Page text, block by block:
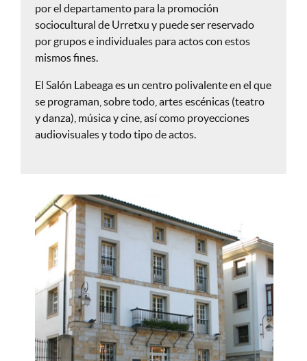
por el departamento para la promoción
sociocultural de Urretxu y puede ser reservado
por grupos e individuales para actos con estos
mismos fines.
El Salón Labeaga es un centro polivalente en el que
se programan, sobre todo, artes escénicas (teatro
y danza), música y cine, así como proyecciones
audiovisuales y todo tipo de actos.